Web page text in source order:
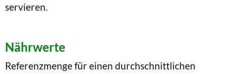
servieren.
Nährwerte
Referenzmenge für einen durchschnittlichen